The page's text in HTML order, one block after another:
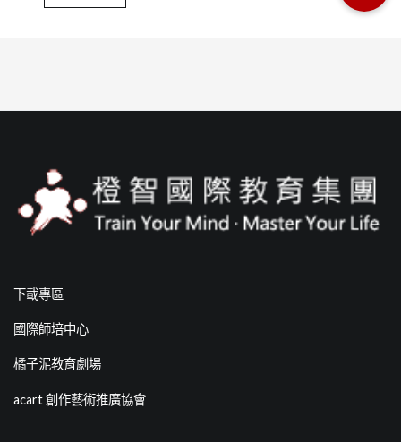
下載專區
國際師培中心
橘子泥教育劇場
acart 創作藝術推廣協會